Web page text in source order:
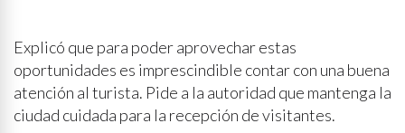
Explicó que para poder aprovechar estas
oportunidades es imprescindible contar con una buena
atención al turista. Pide a la autoridad que mantenga la
ciudad cuidada para la recepción de visitantes.